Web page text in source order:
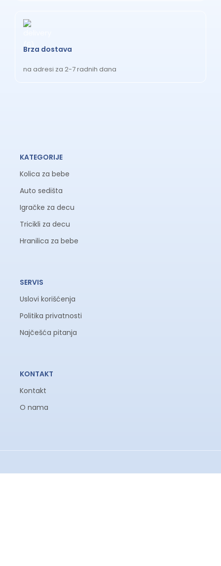
Brza dostava
na adresi za 2-7 radnih dana
KATEGORIJE
Kolica za bebe
Auto sedišta
Igračke za decu
Tricikli za decu
Hranilica za bebe
SERVIS
Uslovi korišćenja
Politika privatnosti
Najčešća pitanja
KONTAKT
Kontakt
O nama